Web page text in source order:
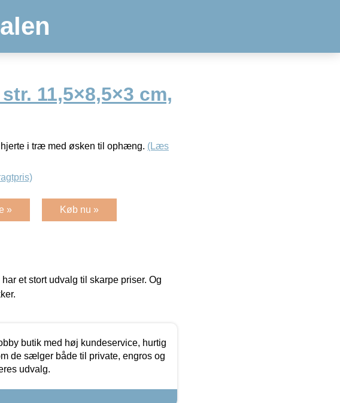
11,5×8,5×3 cm,
hjerte i træ med øsken til ophæng. (Læs
» Køb nu »
har et stort udvalg til skarpe priser. Og
butik med høj kundeservice, hurtig
de sælger både til private, engros og
udvalg.